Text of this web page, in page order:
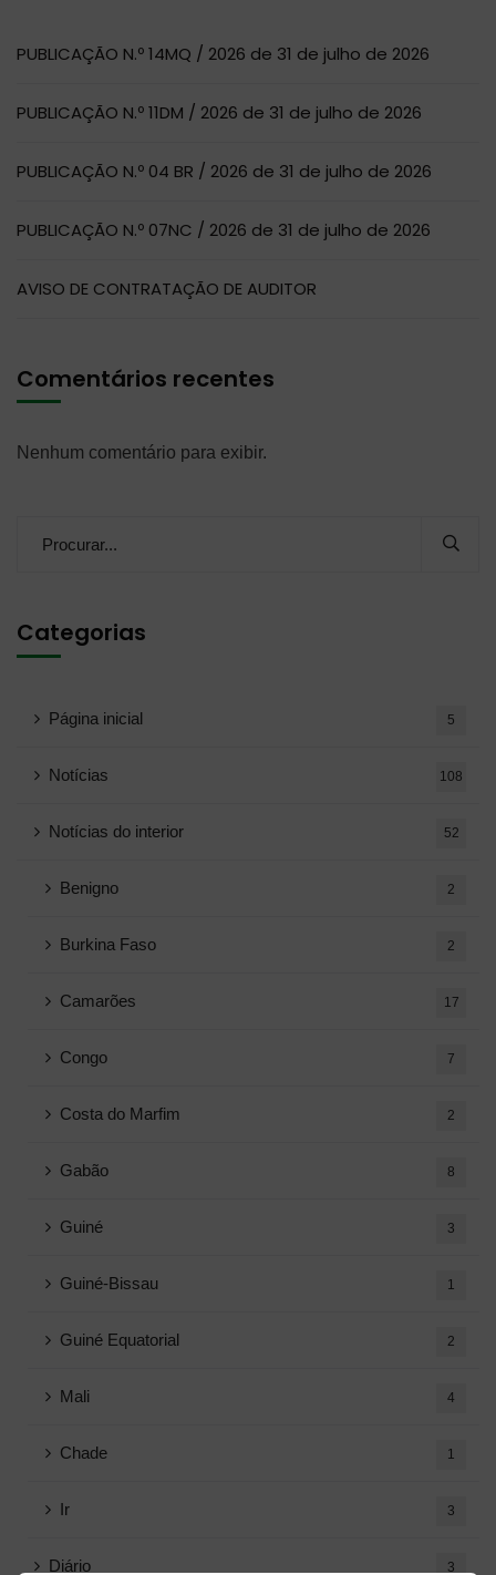
PUBLICAÇÃO N.º 14MQ / 2026 de 31 de julho de 2026
PUBLICAÇÃO N.º 11DM / 2026 de 31 de julho de 2026
PUBLICAÇÃO N.º 04 BR / 2026 de 31 de julho de 2026
PUBLICAÇÃO N.º 07NC / 2026 de 31 de julho de 2026
AVISO DE CONTRATAÇÃO DE AUDITOR
Comentários recentes
Nenhum comentário para exibir.
Categorias
Página inicial 5
Notícias 108
Notícias do interior 52
Benigno 2
Burkina Faso 2
Camarões 17
Congo 7
Costa do Marfim 2
Gabão 8
Guiné 3
Guiné-Bissau 1
Guiné Equatorial 2
Mali 4
Chade 1
Ir 3
Diário 3